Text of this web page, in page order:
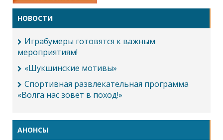
НОВОСТИ
Играбумеры готовятся к важным
мероприятиям!
«Шукшинские мотивы»
Спортивная развлекательная программа
«Волга нас зовет в поход!»
АНОНСЫ